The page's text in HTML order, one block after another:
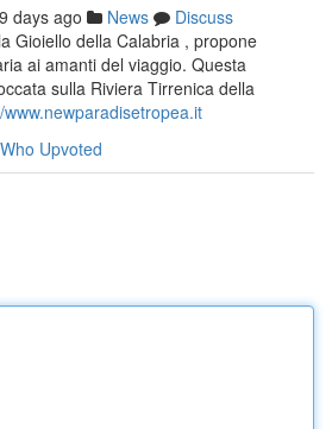
days ago News
Discuss
Gioiello della Calabria , propone
ai amanti del viaggio. Questa
sulla Riviera Tirrenica della
www.newparadisetropea.it
Who Upvoted